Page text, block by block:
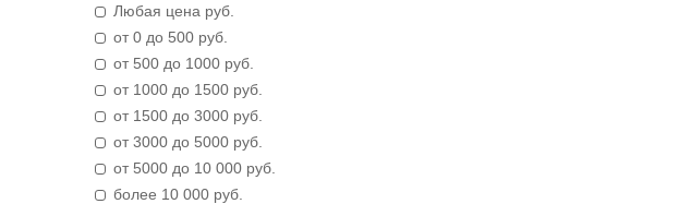
Любая цена руб.
от 0 до 500 руб.
от 500 до 1000 руб.
от 1000 до 1500 руб.
от 1500 до 3000 руб.
от 3000 до 5000 руб.
от 5000 до 10 000 руб.
более 10 000 руб.